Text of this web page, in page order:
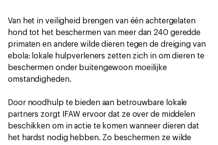
Van het in veiligheid brengen van één achtergelaten
hond tot het beschermen van meer dan 240 geredde
primaten en andere wilde dieren tegen de dreiging van
ebola: lokale hulpverleners zetten zich in om dieren te
beschermen onder buitengewoon moeilijke
omstandigheden.
Door noodhulp te bieden aan betrouwbare lokale
partners zorgt IFAW ervoor dat ze over de middelen
beschikken om in actie te komen wanneer dieren dat
het hardst nodig hebben. Zo beschermen ze wilde